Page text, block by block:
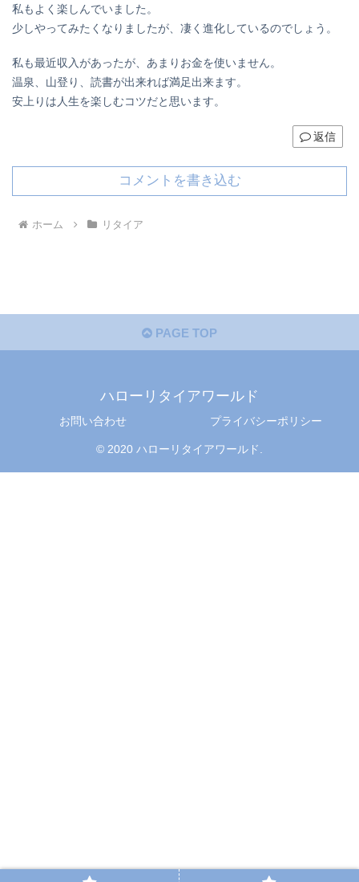
私もよく楽しんでいました。
少しやってみたくなりましたが、凄く進化しているのでしょう。
私も最近収入があったが、あまりお金を使いません。
温泉、山登り、読書が出来れば満足出来ます。
安上りは人生を楽しむコツだと思います。
返信
コメントを書き込む
ホーム リタイア
PAGE TOP
ハローリタイアワールド
お問い合わせ プライバシーポリシー
© 2020 ハローリタイアワールド.